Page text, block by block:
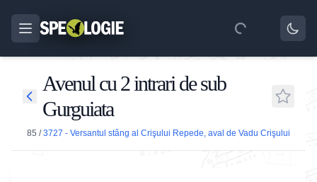
Avenul cu 2 intrari de sub
Gurguiata
85 /3727 - Versantul stâng al Crişului Repede, aval de Vadu Crişului